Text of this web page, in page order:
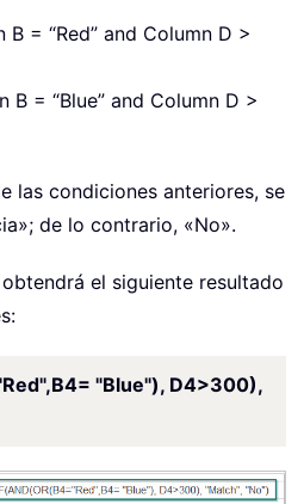
= “Red” and Column D >
B = “Blue” and Column D >
las condiciones anteriores, se
de lo contrario, «No».
el siguiente resultado
"Blue"), D4>300),